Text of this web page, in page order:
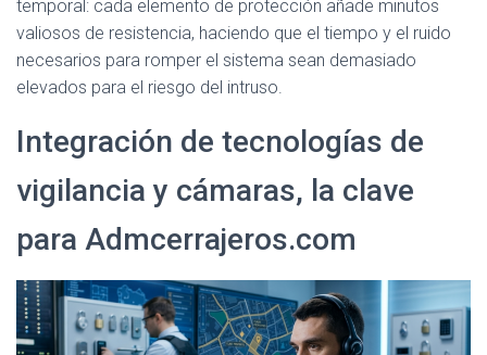
temporal: cada elemento de protección añade minutos
valiosos de resistencia, haciendo que el tiempo y el ruido
necesarios para romper el sistema sean demasiado
elevados para el riesgo del intruso.
Integración de tecnologías de
vigilancia y cámaras, la clave
para Admcerrajeros.com